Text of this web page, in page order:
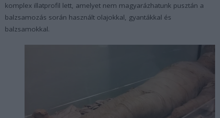
komplex illatprofil lett, amelyet nem magyarázhatunk pusztán a
balzsamozás során használt olajokkal, gyantákkal és
balzsamokkal.